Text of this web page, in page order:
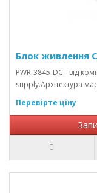
Блок живлення
PWR-3845-DC= від
supply.Архітектура
Перевірте ціну